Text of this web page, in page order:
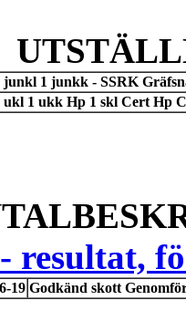
junkl 1 junkk - SSRK
ukl 1 ukk Hp 1 skl Cert Hp
resultat,
19 Godkänd skott